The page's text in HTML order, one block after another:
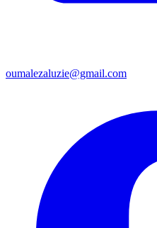
oumalezaluzie@gmail.com